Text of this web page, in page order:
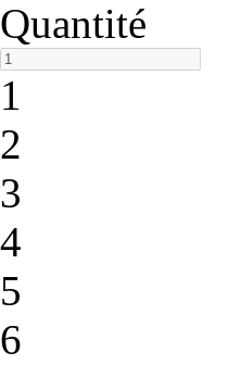
Quantité
1
2
3
4
5
6